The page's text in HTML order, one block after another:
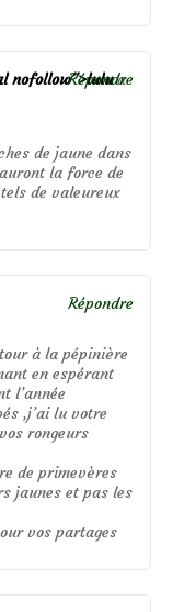
nofollow">lulu a
de jaune dans
la force de
de valeureux
Répondre
à la pépinière
en espérant
l’année
,j’ai lu votre
rongeurs
de primevères
jaunes et pas les
vos partages
Répondre